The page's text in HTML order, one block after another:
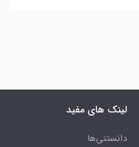
لینک های مفید
دانستنی‌ها